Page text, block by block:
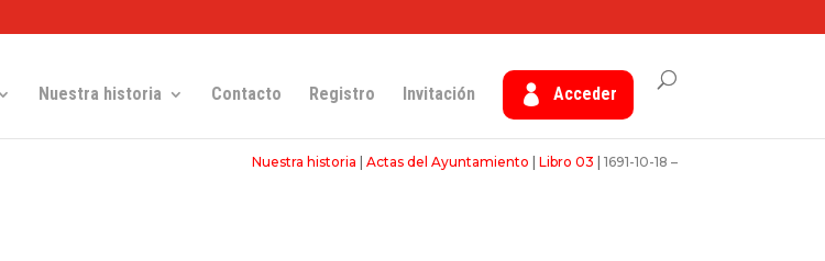
Nuestra historia Contacto Registro Invitación Acceder
Nuestra historia Actas del Ayuntamiento Libro 03 1691-10-18 –